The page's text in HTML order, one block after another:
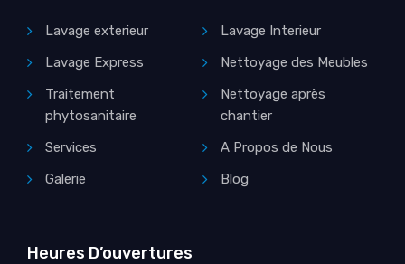
Lavage exterieur
Lavage Interieur
Lavage Express
Nettoyage des Meubles
Traitement
phytosanitaire
Nettoyage après
chantier
Services
A Propos de Nous
Galerie
Blog
Heures D’ouvertures